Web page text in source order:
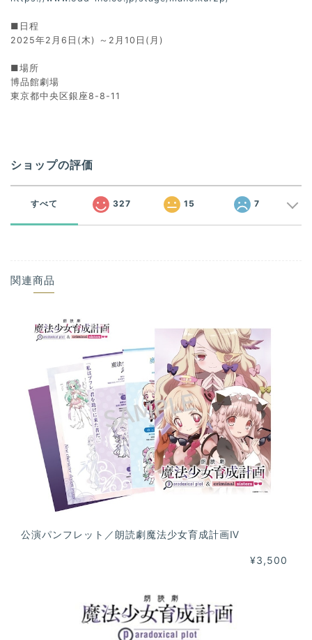
■日程
2025年2月6日(木) ～2月10日(月)
■場所
博品館劇場
東京都中央区銀座8-8-11
ショップの評価
すべて 327 15 7
関連商品
公演パンフレット／朗読劇魔法少女育成計画Ⅳ
¥3,500